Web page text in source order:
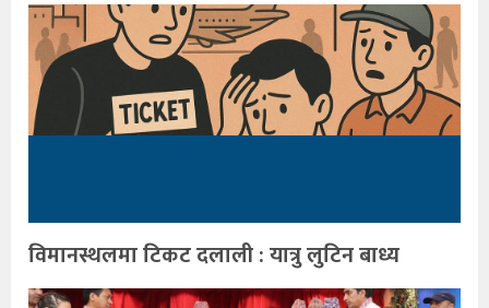
विमानस्थलमा टिकट दलाली : यात्रु लुटिन बाध्य